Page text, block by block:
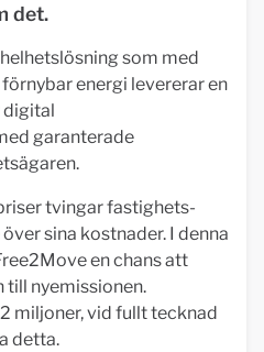
det.
som med
energi levererar en
digital
garanterade
tvingar fastighets-
sina kostnader. I denna
en chans att
till nyemissionen.
miljoner, vid fullt tecknad
detta.